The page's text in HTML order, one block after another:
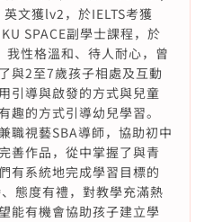
文獲lv2，於IELTS考獲
SPACE副學士課程，於
我性格溫和、待人耐心，曾
與2至7歲孩子相處及互動
引導與啟發的方式與兒童
趣的方式引導幼兒學習。
職視藝SBA導師，協助初中
善作品，從中掌握了與青
有系統地完成學習目標的
態度有禮，對教學充滿熱
能有機會協助孩子建立學